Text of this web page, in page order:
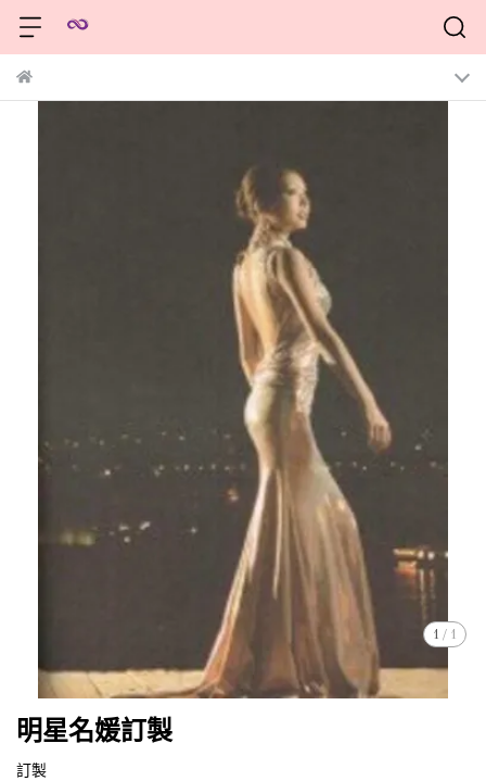
1 / 1
明星名媛訂製
訂製